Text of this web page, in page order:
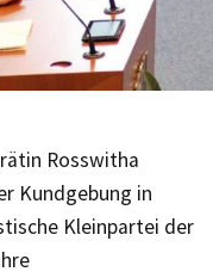
Rosswitha
Kundgebung in
Kleinpartei der